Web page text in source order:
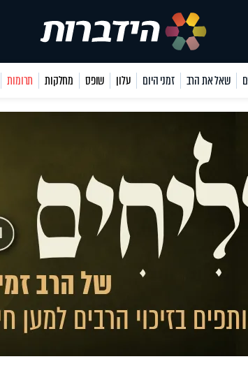
שאל את הרב זמני היום עלון שופס מחלקות תרומות